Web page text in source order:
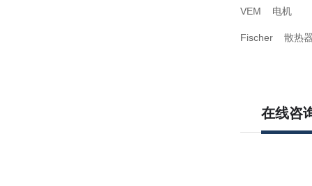
VEM 电机
Fischer 散热
在线咨